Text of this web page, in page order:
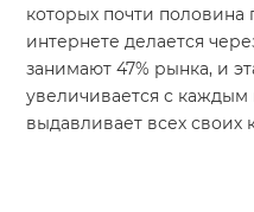
которых почти половина
интернете делается
занимают 47% рынка, и
увеличивается с
выдавливает всех своих